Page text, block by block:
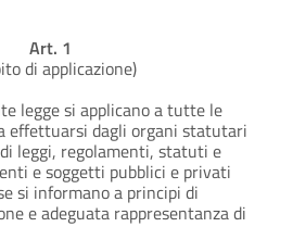
Art. 1
di applicazione)
legge si applicano a tutte le
effettuarsi dagli organi statutari
leggi, regolamenti, statuti e
e soggetti pubblici e privati
si informano a principi di
e adeguata rappresentanza di